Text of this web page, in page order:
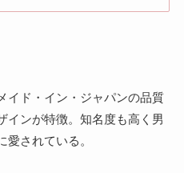
イド・イン・ジャパンの品質
インが特徴。知名度も高く男
されている。